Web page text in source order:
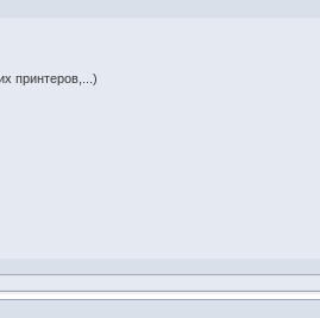
принтеров,...)